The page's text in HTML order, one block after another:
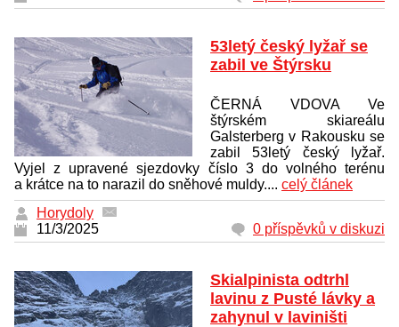
53letý český lyžař se
zabil ve Štýrsku
ČERNÁ VDOVA Ve
štýrském skiareálu
Galsterberg v Rakousku se
zabil 53letý český lyžař.
Vyjel z upravené sjezdovky číslo 3 do volného terénu
a krátce na to narazil do sněhové muldy.... celý článek
Horydoly
11/3/2025
0 příspěvků v diskuzi
Skialpinista odtrhl
lavinu z Pusté lávky a
zahynul v laviništi